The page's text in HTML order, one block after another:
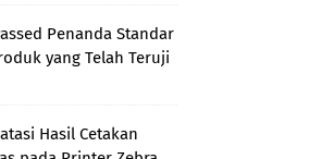
Penanda Standar
yang Telah Teruji
Hasil Cetakan